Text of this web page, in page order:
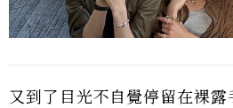
又到了目光不自覺停留在裸